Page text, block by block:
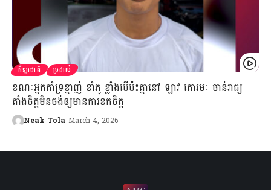
កីឡាជាតិ ប្រដាល់
ខណៈអ្នកគាំទ្រខ្នាញ់ ខាំភូ ខ្លាំងបើប៉ះគ្នានៅ ឡាវ គោរមៈ ចាន់រាជ្យ
តាំងចិត្តមិនចង់ឲ្យមានការខកចិត្ត
Neak Tola March 4, 2026